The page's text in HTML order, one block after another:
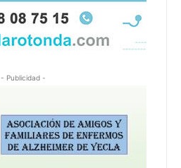
- Publicidad -